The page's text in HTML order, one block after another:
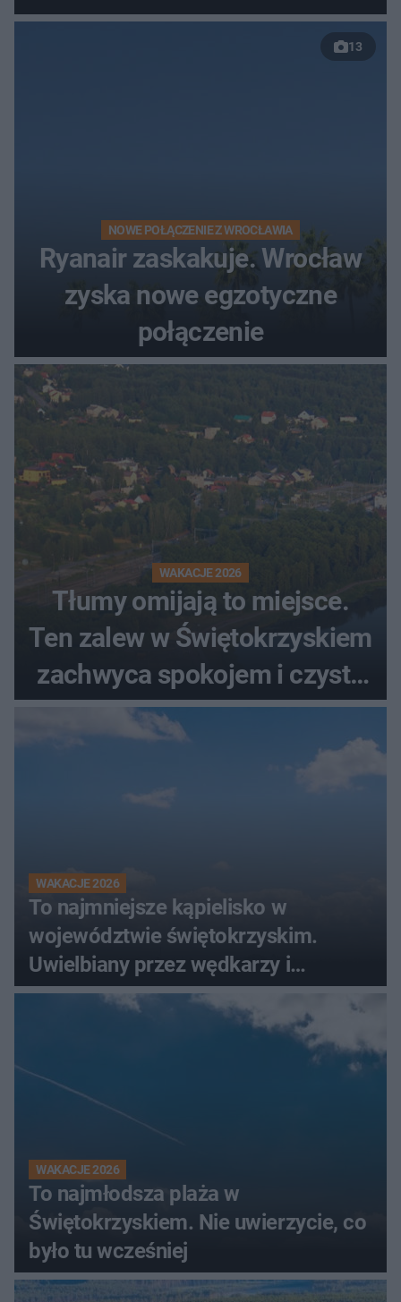
nowej drogi
13
NOWE POŁĄCZENIE Z WROCŁAWIA
Ryanair zaskakuje. Wrocław
zyska nowe egzotyczne
połączenie
WAKACJE 2026
Tłumy omijają to miejsce.
Ten zalew w Świętokrzyskiem
zachwyca spokojem i czystą
wodą
WAKACJE 2026
To najmniejsze kąpielisko w
województwie świętokrzyskim.
Uwielbiany przez wędkarzy i
turystów
WAKACJE 2026
To najmłodsza plaża w
Świętokrzyskiem. Nie uwierzycie, co
było tu wcześniej